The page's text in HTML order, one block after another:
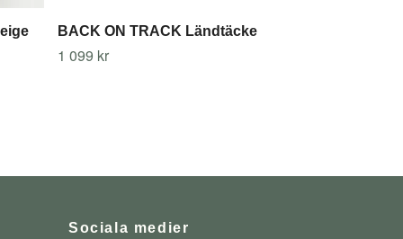
BACK ON TRACK Ländtäcke
1 099 kr
Sociala medier